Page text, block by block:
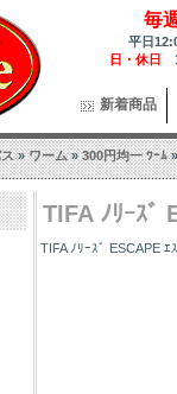
毎
平日
日・休日
新着商品
»ワーム»300円均一 ﾜｰﾑ»
TIFA ﾉﾘｰｽﾞ
TIFA ﾉﾘｰｽﾞ ESCAPE